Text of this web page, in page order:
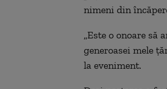
nimeni din
„Este o onoare
generoasei mele
la eveniment.